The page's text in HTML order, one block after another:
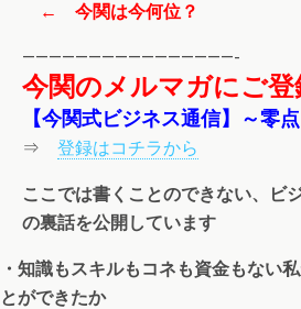
← 今関は今何位？
————————————————-
今関のメルマガにご登
【今関式ビジネス通信】～零
⇒ 登録はコチラから
ここでは書くことのできない、ビ
の裏話を公開しています
・知識もスキルもコネも資金もない
とができたか